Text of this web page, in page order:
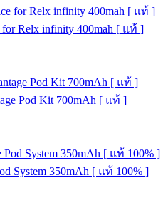
Relx infinity 400mah [ แท้ ]
Pod Kit 700mAh [ แท้ ]
System 350mAh [ แท้ 100% ]